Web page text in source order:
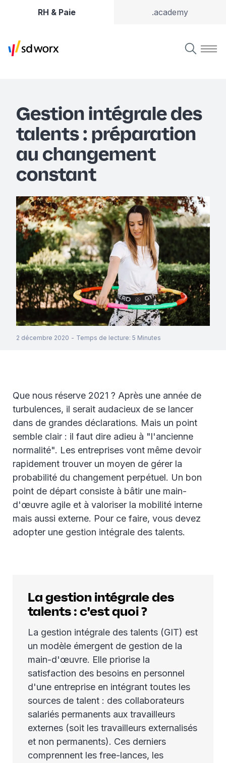
RH & Paie .academy
Gestion intégrale des
talents : préparation
au changement
constant
2 décembre 2020 - Temps de lecture: 5 Minutes
Que nous réserve 2021 ? Après une année de
turbulences, il serait audacieux de se lancer
dans de grandes déclarations. Mais un point
semble clair : il faut dire adieu à "l'ancienne
normalité". Les entreprises vont même devoir
rapidement trouver un moyen de gérer la
probabilité du changement perpétuel. Un bon
point de départ consiste à bâtir une main-
d'œuvre agile et à valoriser la mobilité interne
mais aussi externe. Pour ce faire, vous devez
adopter une gestion intégrale des talents.
La gestion intégrale des
talents : c'est quoi ?
La gestion intégrale des talents (GIT) est
un modèle émergent de gestion de la
main-d'œuvre. Elle priorise la
satisfaction des besoins en personnel
d'une entreprise en intégrant toutes les
sources de talent : des collaborateurs
salariés permanents aux travailleurs
externes (soit les travailleurs externalisés
et non permanents). Ces derniers
comprennent les free-lances, les